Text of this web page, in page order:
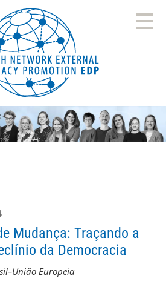
Network
website
Mudança: Traçando a
da Democracia
Europeia